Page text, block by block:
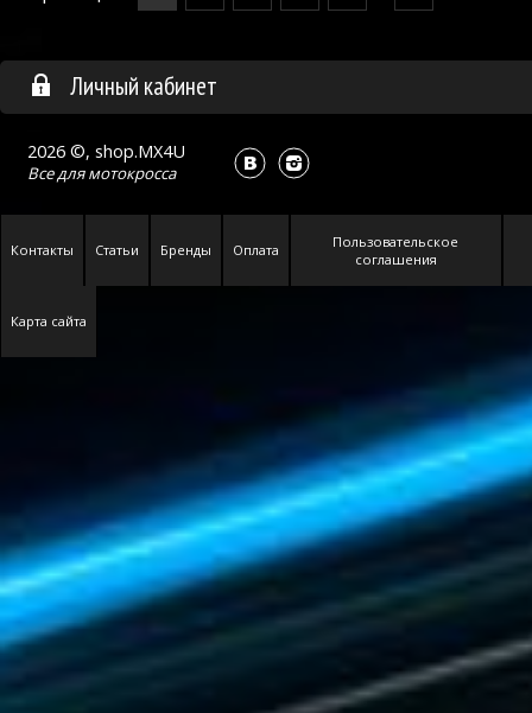
Личный кабинет
2026 ©, shop.MX4U
Все длямотокросса
Контакты Статьи Бренды Оплата
Пользовательское
соглашения
Карта сайта